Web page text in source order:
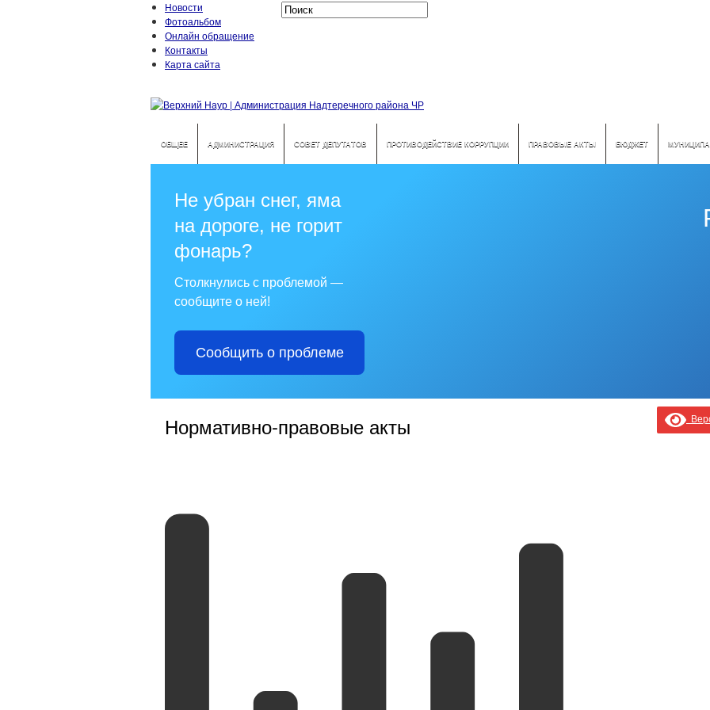
Новости
Фотоальбом
Онлайн обращение
Контакты
Карта сайта
ОБЩЕЕ АДМИНИСТРАЦИЯ СОВЕТ ДЕПУТАТОВ ПРОТИВОДЕЙСТВИЕ КОРРУПЦИИ ПРАВОВЫЕ АКТЫ БЮДЖЕТ
Не убран снег, яма
на дороге, не горит
фонарь?
Столкнулись с проблемой —
сообщите о ней!
Сообщить о проблеме
Нормативно-правовые акты